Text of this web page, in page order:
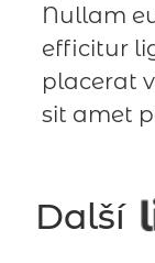
Nullam
efficitur
placerat
sit amet
Další l